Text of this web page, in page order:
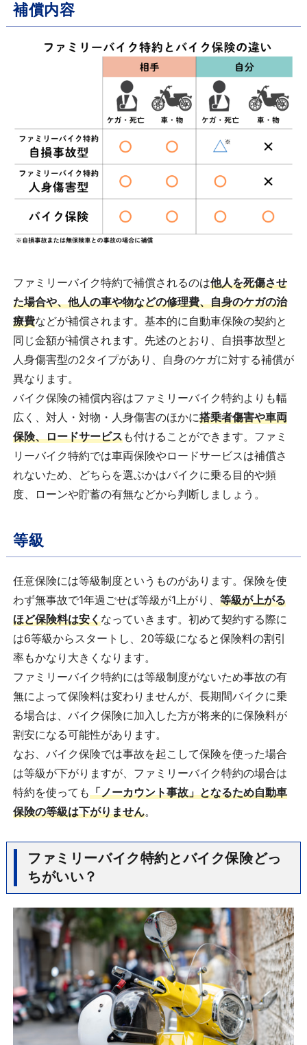
補償内容
ファミリーバイク特約で補償されるのは他人を死傷させ
た場合や、他人の車や物などの修理費、自身のケガの治
療費などが補償されます。基本的に自動車保険の契約と
同じ金額が補償されます。先述のとおり、自損事故型と
人身傷害型の2タイプがあり、自身のケガに対する補償が
異なります。
バイク保険の補償内容はファミリーバイク特約よりも幅
広く、対人・対物・人身傷害のほかに搭乗者傷害や車両
保険、ロードサービスも付けることができます。ファミ
リーバイク特約では車両保険やロードサービスは補償さ
れないため、どちらを選ぶかはバイクに乗る目的や頻
度、ローンや貯蓄の有無などから判断しましょう。
等級
任意保険には等級制度というものがあります。保険を使
わず無事故で1年過ごせば等級が1上がり、 等級が上がる
ほど保険料は安くなっていきます。初めて契約する際に
は6等級からスタートし、20等級になると保険料の割引
率もかなり大きくなります。
ファミリーバイク特約には等級制度がないため事故の有
無によって保険料は変わりませんが、長期間バイクに乗
る場合は、バイク保険に加入した方が将来的に保険料が
割安になる可能性があります。
なお、バイク保険では事故を起こして保険を使った場合
は等級が下がりますが、ファミリーバイク特約の場合は
特約を使っても「ノーカウント事故」となるため自動車
保険の等級は下がりません。
ファミリーバイク特約とバイク保険どっ
ちがいい？